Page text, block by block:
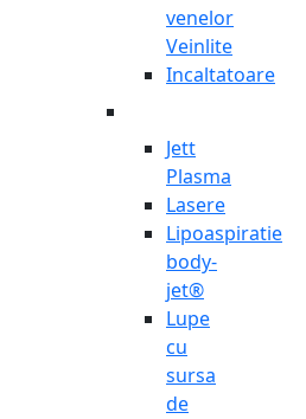
venelor
Veinlite
Incaltatoare
Jett
Plasma
Lasere
Lipoaspiratie
body-
jet®
Lupe
cu
sursa
de